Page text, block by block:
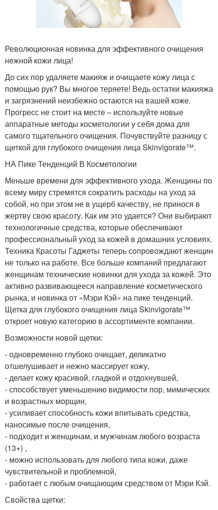
Революционная новинка для эффективного очищения
нежной кожи лица!
До сих пор удаляете макияж и очищаете кожу лица с
помощью рук? Вы многое теряете! Ведь остатки макияжа
и загрязнений неизбежно остаются на вашей коже.
Прогресс не стоит на месте – используйте новые
аппаратные методы косметологии у себя дома для
самого тщательного очищения. Почувствуйте разницу с
щеткой для глубокого очищения лица Skinvigorate™.
НА Пике Тенденций В Косметологии
Меньше времени для эффективного ухода. Женщины по
всему миру стремятся сократить расходы на уход за
собой, но при этом не в ущерб качеству, не принося в
жертву свою красоту. Как им это удается? Они выбирают
технологичные средства, которые обеспечивают
профессиональный уход за кожей в домашних условиях.
Техника Красоты Гаджеты теперь сопровождают женщин
не только на работе. Все больше компаний предлагают
женщинам технические новинки для ухода за кожей. Это
активно развивающееся направление косметического
рынка, и новинка от «Мэри Кэй» на пике тенденций.
Щетка для глубокого очищения лица Skinvigorate™
откроет новую категорию в ассортименте компании.
Возможности новой щетки:
- одновременно глубоко очищает, деликатно
отшелушивает и нежно массирует кожу,
- делает кожу красивой, гладкой и отдохнувшей,
- способствует уменьшению видимости пор, мимических
и возрастных морщин,
- усиливает способность кожи впитывать средства,
наносимые после очищения,
- подходит и женщинам, и мужчинам любого возраста
(13+) ,
- можно использовать для любого типа кожи, даже
чувствительной и проблемной,
- работает с любым очищающим средством от Мэри Кэй.
Свойства щетки: